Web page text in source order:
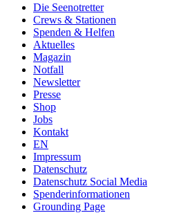
Die Seenotretter
Crews & Stationen
Spenden & Helfen
Aktuelles
Magazin
Notfall
Newsletter
Presse
Shop
Jobs
Kontakt
EN
Impressum
Datenschutz
Datenschutz Social Media
Spenderinformationen
Grounding Page